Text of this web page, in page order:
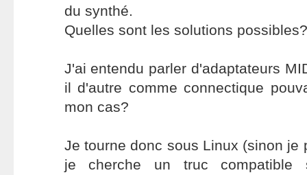
du synthé.
Quelles sont les solutions possibles?
J'ai entendu parler d'adaptateurs
il d'autre comme connectique
mon cas?
Je tourne donc sous Linux (sinon je
je cherche un truc compatible